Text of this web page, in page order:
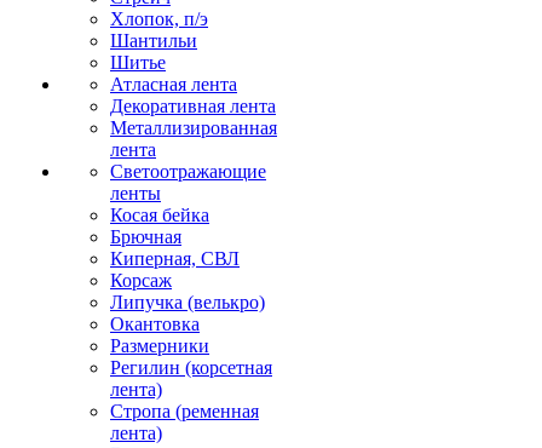
Хлопок, п/э
Шантильи
Шитье
Атласная лента
Декоративная лента
Металлизированная
лента
Светоотражающие
ленты
Косая бейка
Брючная
Киперная, СВЛ
Корсаж
Липучка (велькро)
Окантовка
Размерники
Регилин (корсетная
лента)
Стропа (ременная
лента)